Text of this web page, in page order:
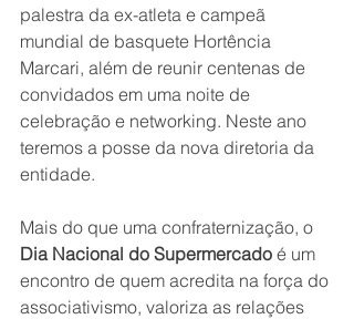
palestra da ex-atleta e campeã
mundial de basquete Hortência
Marcari, além de reunir centenas de
convidados em uma noite de
celebração e networking. Neste ano
teremos a posse da nova diretoria da
entidade.
Mais do que uma confraternização, o
Dia Nacional do Supermercado é um
encontro de quem acredita na força do
associativismo, valoriza as relações